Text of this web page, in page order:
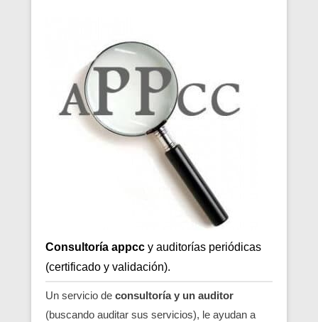
Consultoría appcc y auditorías periódicas
(certificado y validación).
Un servicio de consultoría y un auditor
(buscando auditar sus servicios), le ayudan a